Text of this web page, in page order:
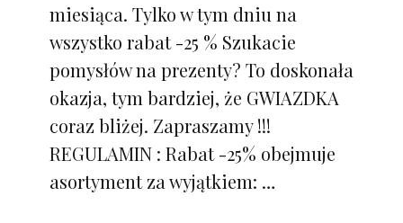
miesiąca. Tylko w tym dniu na
wszystko rabat -25 % Szukacie
pomysłów na prezenty? To doskonała
okazja, tym bardziej, że GWIAZDKA
coraz bliżej. Zapraszamy !!!
REGULAMIN : Rabat -25% obejmuje
asortyment za wyjątkiem: …